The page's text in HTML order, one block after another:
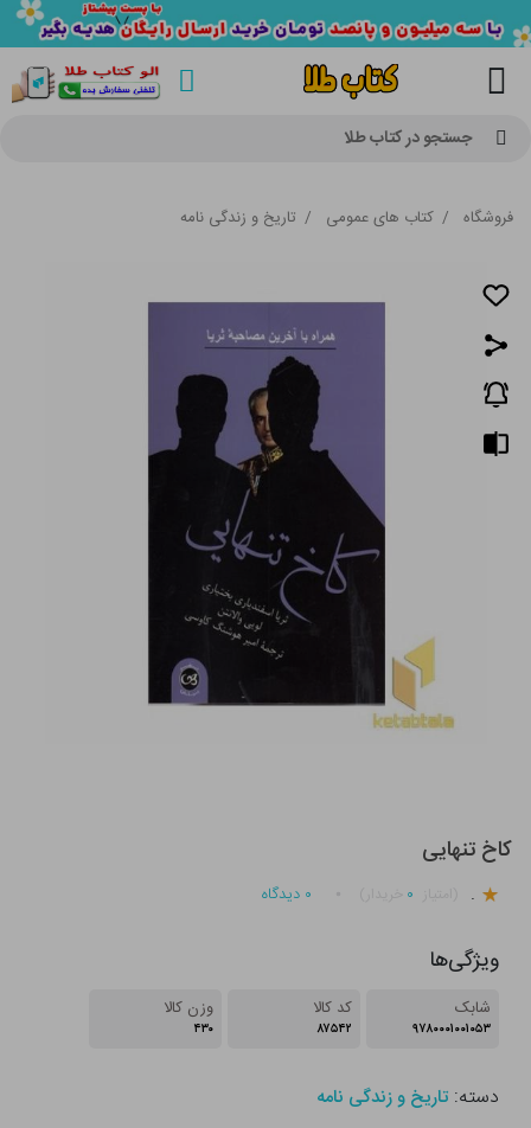
جستجو در کتاب طلا
فروشگاه / کتاب های عمومی / تاریخ و زندگی نامه
کاخ تنهایی
. ۰ ۰ دیدگاه
ویژگی‌ها
شابک
۹۷۸۰۰۰۱۰۰۱۰۵۳
کد کالا
۸۷۵۴۲
وزن کالا
۴۳۰
دسته:تاریخ و زندگی نامه